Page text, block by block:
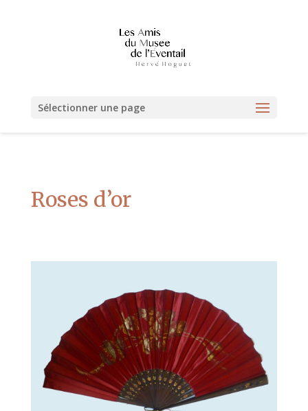
Sélectionner une page
Roses d’or